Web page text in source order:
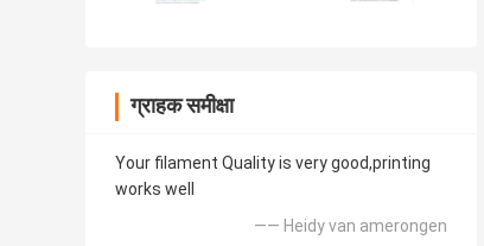
ग्राहक समीक्षा
Your filament Quality is very good,printing
works well
—— Heidy van amerongen